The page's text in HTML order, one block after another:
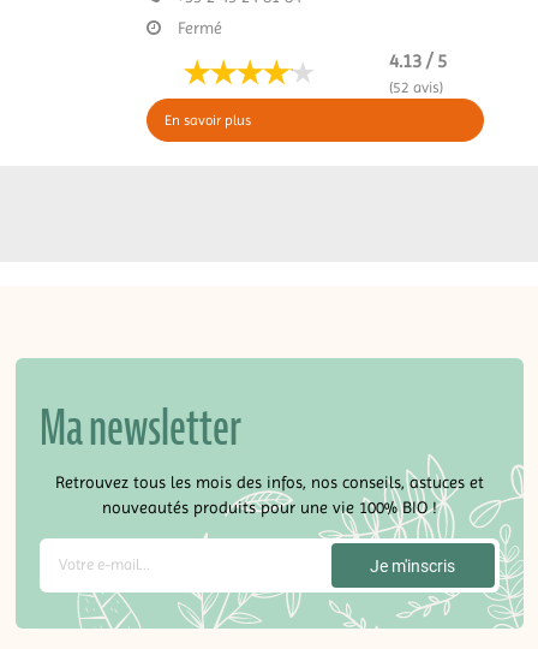
Fermé
4.13 / 5
(52 avis)
En savoir plus
Ma newsletter
Retrouvez tous les mois des infos, nos conseils, astuces et
nouveautés produits pour une vie 100% BIO !